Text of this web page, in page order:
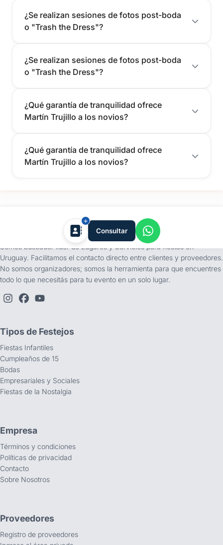
¿Se realizan sesiones de fotos post-boda
o "Trash the Dress"?
¿Se realizan sesiones de fotos post-boda
o "Trash the Dress"?
¿Qué garantía de tranquilidad ofrece
Martín Trujillo a los novios?
¿Qué garantía de tranquilidad ofrece
Martín Trujillo a los novios?
Consultar
tufiesta.com.uy
Somos buscador líder de Lugares y Servicios para fiestas en
Uruguay. Facilitamos el contacto directo entre clientes y proveedores.
No somos organizadores; somos la herramienta para que encuentres
todo lo que necesitás para tu evento en un solo lugar.
Tipos de Festejos
Fiestas Infantiles
Cumpleaños de 15
Bodas
Empresariales y Sociales
Fiestas de la Nostalgia
Empresa
Términos y condiciones
Políticas de privacidad
Contacto
Sobre Nosotros
Proveedores
Registro de proveedores